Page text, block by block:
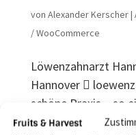
von Alexander Kerscher|
/ WooCommerce
Löwenzahnarzt
Hannover 
schöne Praxis – so
Konzept. Begeistert